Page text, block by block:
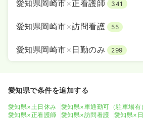
愛知県岡崎市×正看護師 341
愛知県岡崎市×訪問看護 55
愛知県岡崎市× 日勤のみ 299
愛知県で条件を追加する
愛知県×土日休み 愛知県×車通勤可（駐車場有
愛知県×正看護師
愛知県×訪問看護 愛知県×